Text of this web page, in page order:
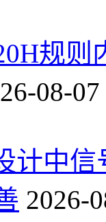
规
08-
计中
2026-